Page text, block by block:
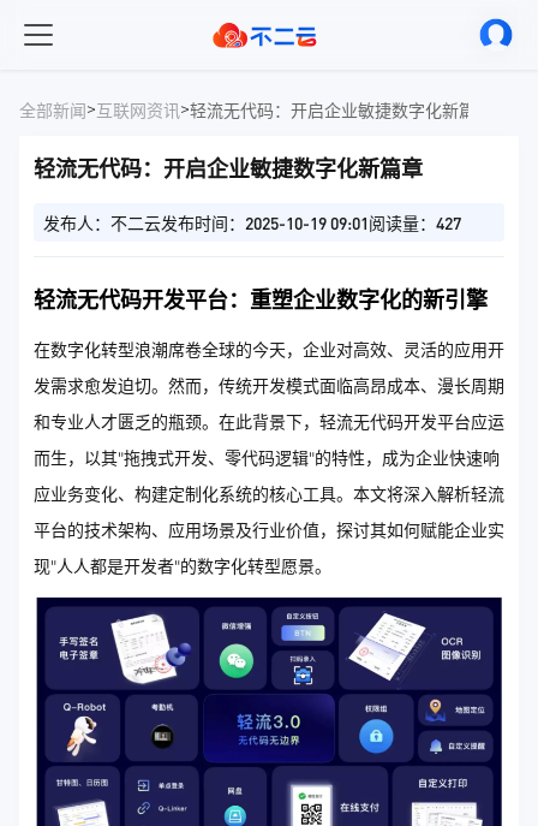
全部新闻>互联网资讯>轻流无代码：开启企业敏捷数字化新篇章
轻流无代码：开启企业敏捷数字化新篇章
发布人：不二云发布时间：2025-10-19 09:01阅读量：427
轻流无代码开发平台：重塑企业数字化的新引擎
在数字化转型浪潮席卷全球的今天，企业对高效、灵活的应用开
发需求愈发迫切。然而，传统开发模式面临高昂成本、漫长周期
和专业人才匮乏的瓶颈。在此背景下，轻流无代码开发平台应运
而生，以其"拖拽式开发、零代码逻辑"的特性，成为企业快速响
应业务变化、构建定制化系统的核心工具。本文将深入解析轻流
平台的技术架构、应用场景及行业价值，探讨其如何赋能企业实
现"人人都是开发者"的数字化转型愿景。